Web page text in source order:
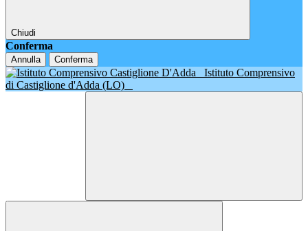
Chiudi
Conferma
Annulla Conferma
Istituto Comprensivo
di Castiglione d'Adda (LO)